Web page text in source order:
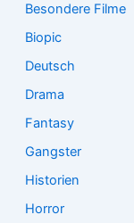
Besondere Filme
Biopic
Deutsch
Drama
Fantasy
Gangster
Historien
Horror